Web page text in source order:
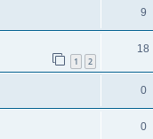
9
1 2
18
0
0